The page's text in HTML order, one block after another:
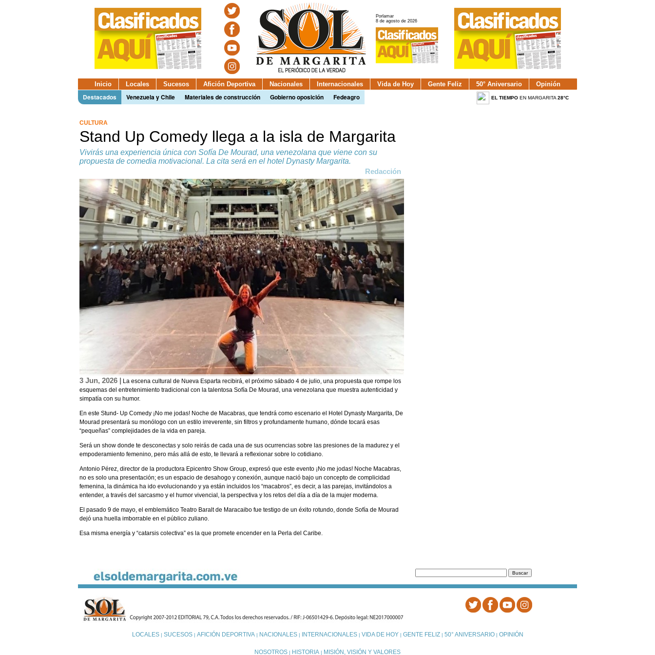
Porlamar
8 de agosto de 2026
Inicio Locales Sucesos Afición Deportiva Nacionales Internacionales Vida de Hoy Gente Feliz 50° Aniversario Opinión
Destacados Venezuela y Chile Materiales de construcción Gobierno oposición Fedeagro EL TIEMPOEN MARGARITA 28°C
CULTURA
Stand Up Comedy llega a la isla de Margarita
Vivirás una experiencia única con Sofía De Mourad, una venezolana que viene con su
propuesta de comedia motivacional. La cita será en el hotel Dynasty Margarita.
Redacción
3 Jun, 2026 | La escena cultural de Nueva Esparta recibirá, el próximo sábado 4 de julio, una propuesta que rompe los
esquemas del entretenimiento tradicional con la talentosa Sofía De Mourad, una venezolana que muestra autenticidad y
simpatía con su humor.
En este Stund- Up Comedy ¡No me jodas! Noche de Macabras, que tendrá como escenario el Hotel Dynasty Margarita, De
Mourad presentará su monólogo con un estilo irreverente, sin filtros y profundamente humano, dónde tocará esas
“pequeñas” complejidades de la vida en pareja.
Será un show donde te desconectas y solo reirás de cada una de sus ocurrencias sobre las presiones de la madurez y el
empoderamiento femenino, pero más allá de esto, te llevará a reflexionar sobre lo cotidiano.
Antonio Pérez, director de la productora Epicentro Show Group, expresó que este evento ¡No me jodas! Noche Macabras,
no es solo una presentación; es un espacio de desahogo y conexión, aunque nació bajo un concepto de complicidad
femenina, la dinámica ha ido evolucionando y ya están incluidos los “macabros”, es decir, a las parejas, invitándolos a
entender, a través del sarcasmo y el humor vivencial, la perspectiva y los retos del día a día de la mujer moderna.
El pasado 9 de mayo, el emblemático Teatro Baralt de Maracaibo fue testigo de un éxito rotundo, donde Sofía de Mourad
dejó una huella imborrable en el público zuliano.
Esa misma energía y “catarsis colectiva” es la que promete encender en la Perla del Caribe.
LOCALES| SUCESOS| AFICIÓN DEPORTIVA| NACIONALES| INTERNACIONALES| VIDA DE HOY | GENTE FELIZ| 50° ANIVERSARIO| OPINIÓN
NOSOTROS | HISTORIA | MISIÓN, VISIÓN Y VALORES